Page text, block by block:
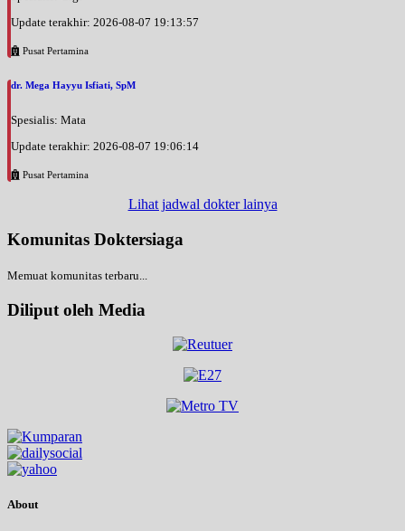
Update terakhir: 2026-08-07 19:13:57
Pusat Pertamina
dr. Mega Hayyu Isfiati, SpM
Spesialis: Mata
Update terakhir: 2026-08-07 19:06:14
Pusat Pertamina
Lihat jadwal dokter lainya
Komunitas Doktersiaga
Memuat komunitas terbaru...
Diliput oleh Media
About